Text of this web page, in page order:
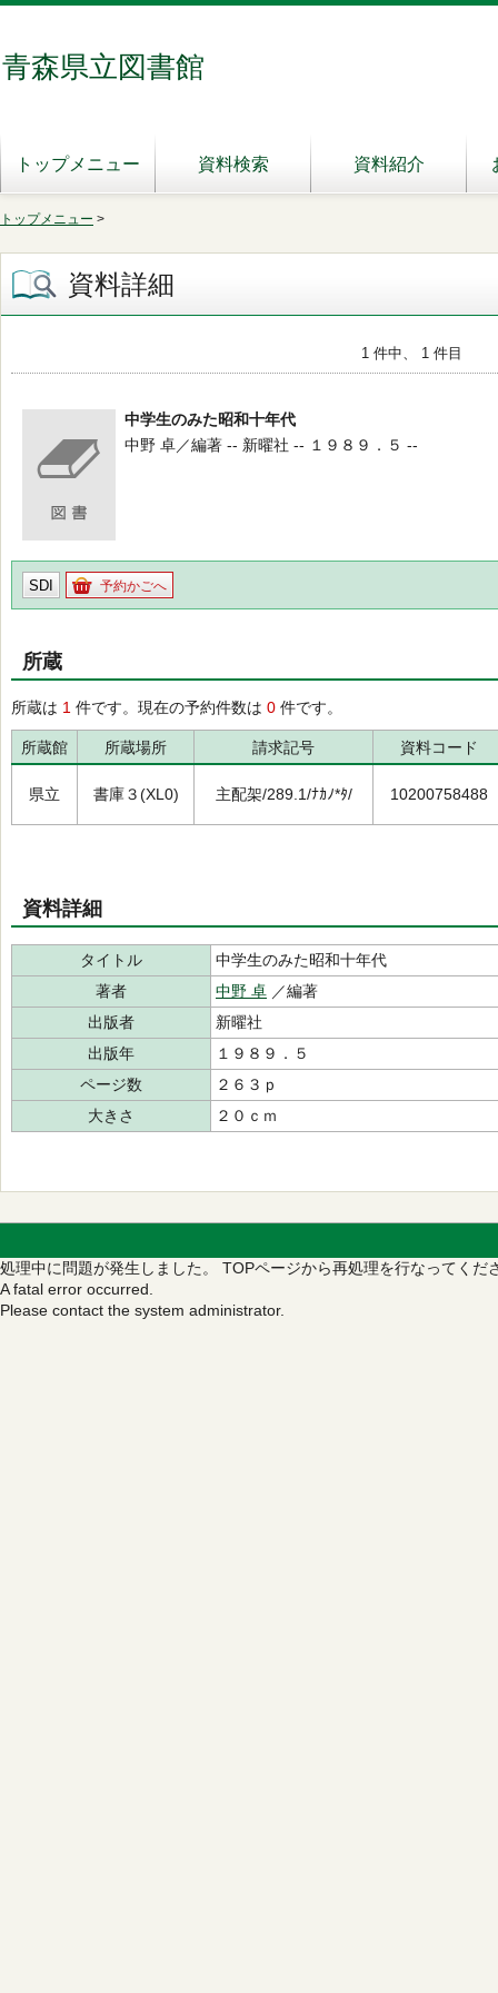
青森県立図書館
トップメニュー 資料検索 資料紹介
トップメニュー >
資料詳細
1 件中、 1 件目
中学生のみた昭和十年代
中野 卓／編著 -- 新曜社 -- １９８９．５ --
SDI 予約かごへ
所蔵
所蔵は 1 件です。現在の予約件数は 0 件です。
所蔵館 所蔵場所 請求記号 資料コード
県立 書庫３(XL0) 主配架/289.1/ﾅｶﾉ*ﾀ/ 10200758488
資料詳細
タイトル
中学生のみた昭和十年代
著者
中野 卓 ／編著
出版者
新曜社
出版年
１９８９．５
ページ数
２６３ｐ
大きさ
２０ｃｍ
処理中に問題が発生しました。 TOPページから再処理を行なってくだ
A fatal error occurred.
Please contact the system administrator.